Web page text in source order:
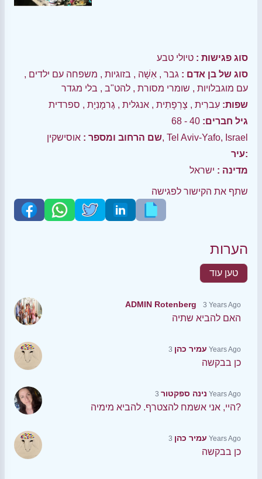
סוג פגישות : טיולי טבע
סוג של בן אדם : גבר , אִשָׁה , בזוגיות , משפחה עם ילדים ,
עם מוגבלויות , שומרי מסורת , להט"ב , בלי מגדר
שפות: עִברִית , צָרְפָתִית , אנגלית , גֶרמָנִיָת , ספרדית
גיל חברים: 40 - 68
שם הרחוב ומספר :אוסישקין, Tel Aviv-Yafo, Israel
עיר:
מדינה : ישראל
שתף את הקישור לפגישה
הערות
טען עוד
ADMIN Rotenberg 3 Years Ago
האם להביא שתיה
עמיר כהן 3 Years Ago
כן בבקשה
נינה ספקטור 3 Years Ago
היי, אני אשמח להצטרף. להביא מימיה?
עמיר כהן 3 Years Ago
כן בבקשה